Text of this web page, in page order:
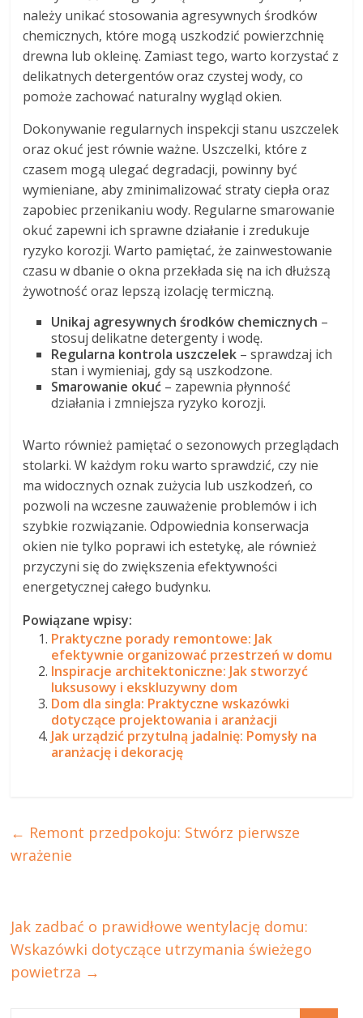
należy unikać stosowania agresywnych środków
chemicznych, które mogą uszkodzić powierzchnię
drewna lub okleinę. Zamiast tego, warto korzystać z
delikatnych detergentów oraz czystej wody, co
pomoże zachować naturalny wygląd okien.
Dokonywanie regularnych inspekcji stanu uszczelek
oraz okuć jest równie ważne. Uszczelki, które z
czasem mogą ulegać degradacji, powinny być
wymieniane, aby zminimalizować straty ciepła oraz
zapobiec przenikaniu wody. Regularne smarowanie
okuć zapewni ich sprawne działanie i zredukuje
ryzyko korozji. Warto pamiętać, że zainwestowanie
czasu w dbanie o okna przekłada się na ich dłuższą
żywotność oraz lepszą izolację termiczną.
Unikaj agresywnych środków chemicznych –
stosuj delikatne detergenty i wodę.
Regularna kontrola uszczelek – sprawdzaj ich
stan i wymieniaj, gdy są uszkodzone.
Smarowanie okuć – zapewnia płynność
działania i zmniejsza ryzyko korozji.
Warto również pamiętać o sezonowych przeglądach
stolarki. W każdym roku warto sprawdzić, czy nie
ma widocznych oznak zużycia lub uszkodzeń, co
pozwoli na wczesne zauważenie problemów i ich
szybkie rozwiązanie. Odpowiednia konserwacja
okien nie tylko poprawi ich estetykę, ale również
przyczyni się do zwiększenia efektywności
energetycznej całego budynku.
Powiązane wpisy:
Praktyczne porady remontowe: Jak
efektywnie organizować przestrzeń w domu
Inspiracje architektoniczne: Jak stworzyć
luksusowy i ekskluzywny dom
Dom dla singla: Praktyczne wskazówki
dotyczące projektowania i aranżacji
Jak urządzić przytulną jadalnię: Pomysły na
aranżację i dekorację
← Remont przedpokoju: Stwórz pierwsze
wrażenie
Jak zadbać o prawidłowe wentylację domu:
Wskazówki dotyczące utrzymania świeżego
powietrza →